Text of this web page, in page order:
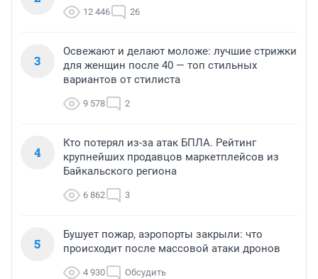
12 446 26
3
Освежают и делают моложе: лучшие стрижки
для женщин после 40 — топ стильных
вариантов от стилиста
9 578 2
4
Кто потерял из-за атак БПЛА. Рейтинг
крупнейших продавцов маркетплейсов из
Байкальского региона
6 862 3
5
Бушует пожар, аэропорты закрыли: что
происходит после массовой атаки дронов
4 930 Обсудить